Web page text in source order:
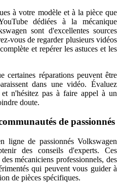
à votre modèle et à la pièce que
dédiées à la mécanique
sont d'excellentes sources
vous de regarder plusieurs vidéos
et repérer les astuces et les
certaines réparations peuvent être
dans une vidéo. Évaluez
et n'hésitez pas à faire appel à un
doute.
de passionnés
ligne de passionnés Volkswagen
des conseils d'experts. Ces
mécaniciens professionnels, des
qui peuvent vous guider à
de pièces spécifiques.